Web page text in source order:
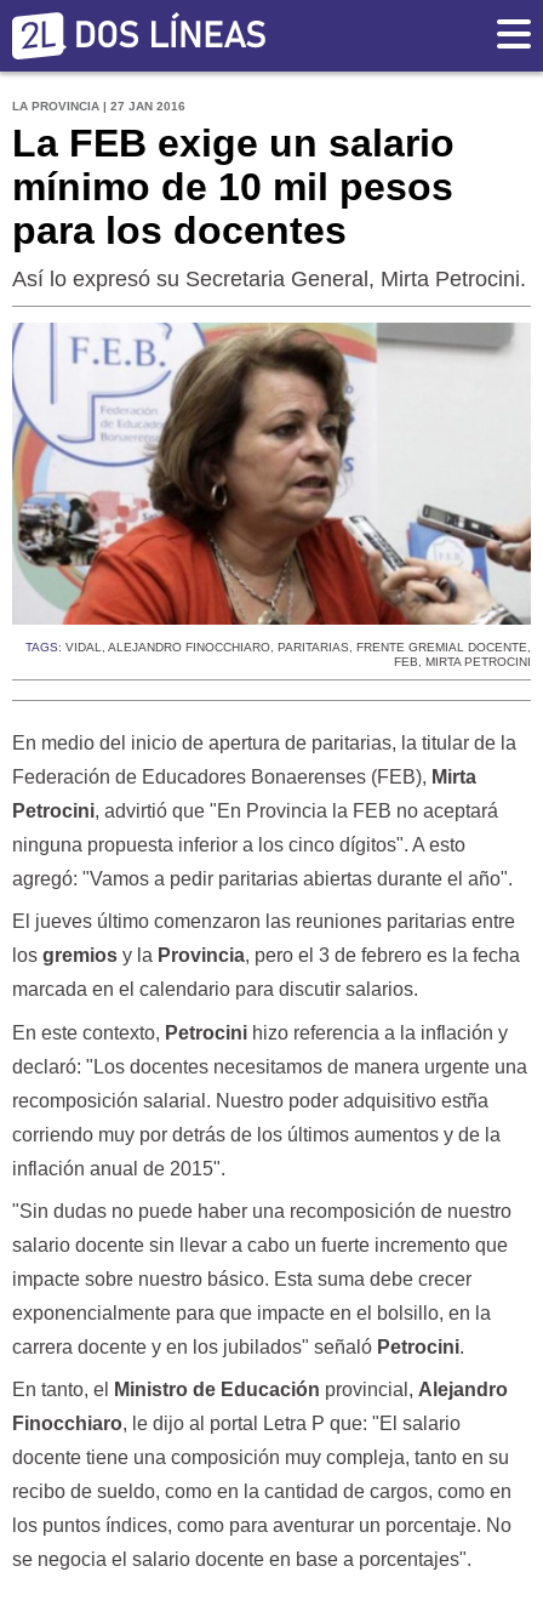
LA PROVINCIA | 27 JAN 2016
La FEB exige un salario
mínimo de 10 mil pesos
para los docentes
Así lo expresó su Secretaria General, Mirta Petrocini.
TAGS: VIDAL, ALEJANDRO FINOCCHIARO, PARITARIAS, FRENTE GREMIAL DOCENTE,
FEB, MIRTA PETROCINI
En medio del inicio de apertura de paritarias, la titular de la
Federación de Educadores Bonaerenses (FEB), Mirta
Petrocini, advirtió que "En Provincia la FEB no aceptará
ninguna propuesta inferior a los cinco dígitos". A esto
agregó: "Vamos a pedir paritarias abiertas durante el año".
El jueves último comenzaron las reuniones paritarias entre
los gremios y la Provincia, pero el 3 de febrero es la fecha
marcada en el calendario para discutir salarios.
En este contexto, Petrocini hizo referencia a la inflación y
declaró: "Los docentes necesitamos de manera urgente una
recomposición salarial. Nuestro poder adquisitivo estña
corriendo muy por detrás de los últimos aumentos y de la
inflación anual de 2015".
"Sin dudas no puede haber una recomposición de nuestro
salario docente sin llevar a cabo un fuerte incremento que
impacte sobre nuestro básico. Esta suma debe crecer
exponencialmente para que impacte en el bolsillo, en la
carrera docente y en los jubilados" señaló Petrocini.
En tanto, el Ministro de Educación provincial, Alejandro
Finocchiaro, le dijo al portal Letra P que: "El salario
docente tiene una composición muy compleja, tanto en su
recibo de sueldo, como en la cantidad de cargos, como en
los puntos índices, como para aventurar un porcentaje. No
se negocia el salario docente en base a porcentajes".